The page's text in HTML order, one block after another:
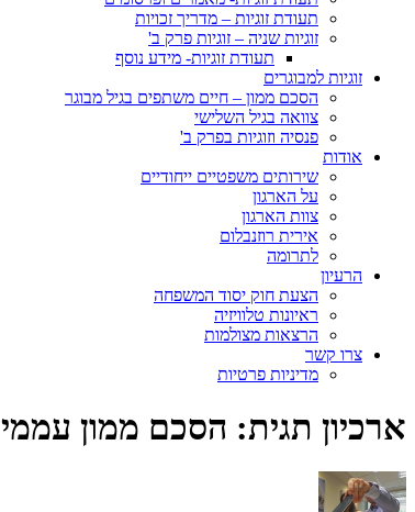
תעודת זוגיות – מדריך זכויות
זוגיות שניה – זוגיות פרק ב'
תעודת זוגיות- מידע נוסף
זוגיות למבוגרים
הסכם ממון – חיים משתפים בגיל מבוגר
צוואה בגיל השלישי
פנסיה וזוגיות בפרק ב'
אודות
שירותים משפטיים ייחודיים
על הארגון
צוות הארגון
אירית רוזנבלום
לתרומה
הרעיון
הצעת חוק יסוד המשפחה
ראיונות טלוויזיה
הרצאות מצולמות
צרו קשר
מדיניות פרטיות
ארכיון תגית: הסכם ממון עממי